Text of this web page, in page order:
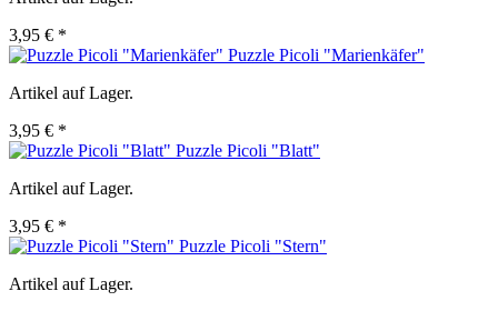
3,95 € *
Puzzle Picoli "Marienkäfer"
Artikel auf Lager.
3,95 € *
Puzzle Picoli "Blatt"
Artikel auf Lager.
3,95 € *
Puzzle Picoli "Stern"
Artikel auf Lager.